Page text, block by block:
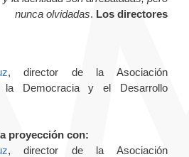
nunca olvidadas. Los directores
, director de la Asociación
la Democracia y el Desarrollo
proyección con:
, director de la Asociación